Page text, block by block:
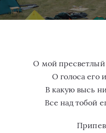
О мой пресветлый
О голоса его
В какую высь
Все над тобой